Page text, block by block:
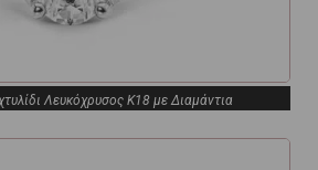
Λευκόχρυσος Κ18 με Διαμάντια